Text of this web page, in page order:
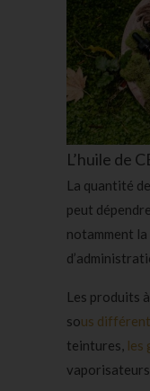
L’huile de
La quantité
peut
notamment
Les produits
sous
teintures, les